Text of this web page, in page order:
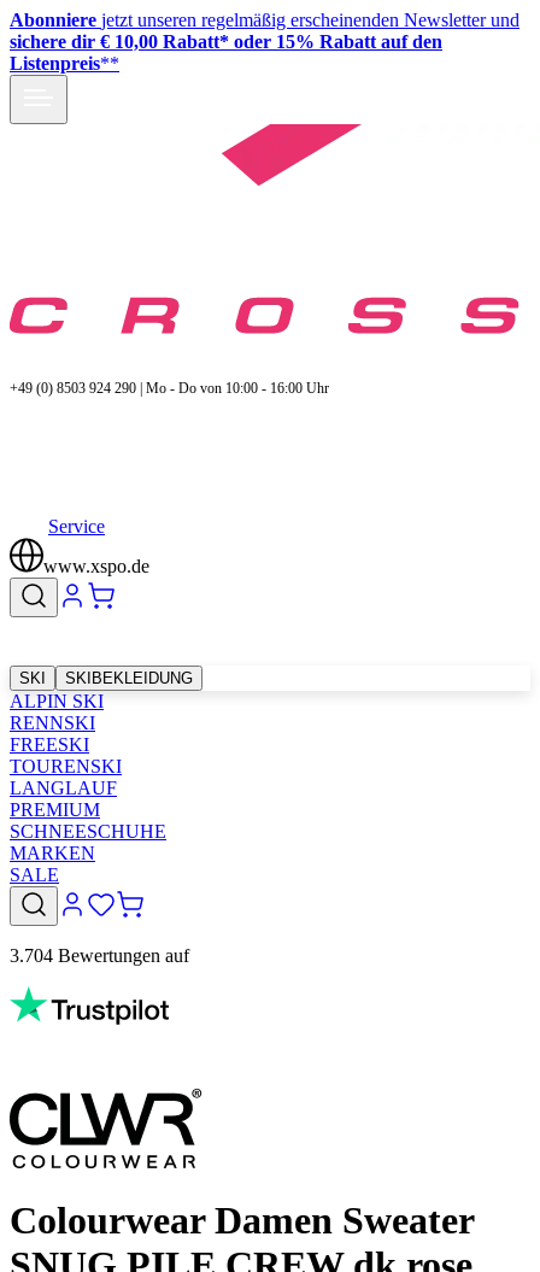
Abonniere jetzt unseren regelmäßig erscheinenden Newsletter und
sichere dir € 10,00 Rabatt* oder 15% Rabatt auf den
Listenpreis**
+49 (0) 8503 924 290 | Mo - Do von 10:00 - 16:00 Uhr
Service
www.xspo.de
SKI SKIBEKLEIDUNG
ALPIN SKI
RENNSKI
FREESKI
TOURENSKI
LANGLAUF
PREMIUM
SCHNEESCHUHE
MARKEN
SALE
3.704 Bewertungen auf
Colourwear Damen Sweater